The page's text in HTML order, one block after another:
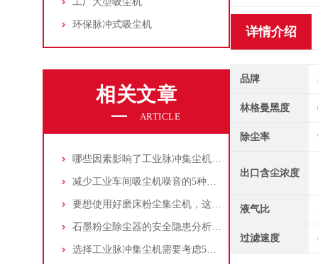
环保脉冲式吸尘机
相关文章
ARTICLE
哪些因素影响了工业脉冲集尘机的使用寿命？
减少工业车间吸尘机噪音的5种方法
要想使用好磨床粉尘集尘机，这些条件可不能少
石墨粉尘除尘器的安全隐患分析及应对措施
选择工业脉冲集尘机需要考虑5大因素,你都了解吗?
详情介绍
品牌
林格曼黑度
除尘率
出口含尘浓度
液气比
过滤速度